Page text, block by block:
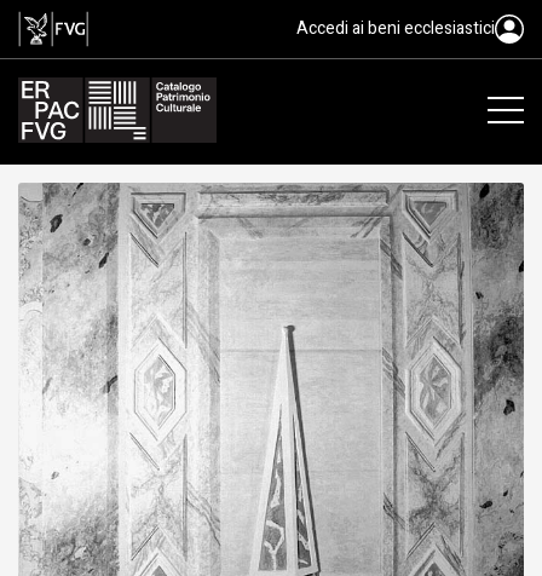
decorazione plastica, XVIII
Accedi ai beni ecclesiastici